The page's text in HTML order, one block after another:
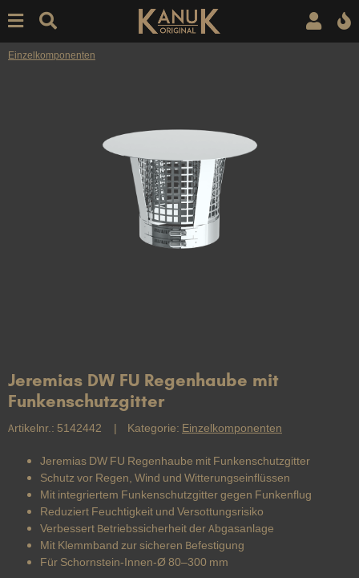
Einzelkomponenten
Jeremias DW FU Regenhaube mit
Funkenschutzgitter
Artikelnr.: 5142442 Kategorie: Einzelkomponenten
Jeremias DW FU Regenhaube mit Funkenschutzgitter
Schutz vor Regen, Wind und Witterungseinflüssen
Mit integriertem Funkenschutzgitter gegen Funkenflug
Reduziert Feuchtigkeit und Versottungsrisiko
Verbessert Betriebssicherheit der Abgasanlage
Mit Klemmband zur sicheren Befestigung
Für Schornstein-Innen-Ø 80–300 mm